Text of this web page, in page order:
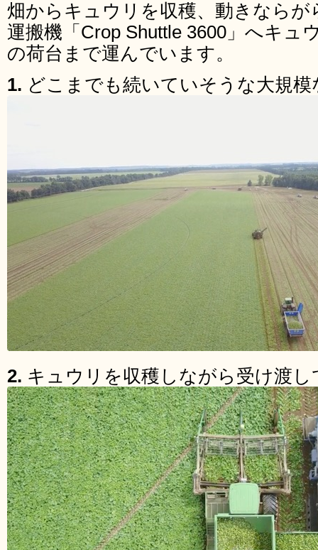
畑からキュウリを収穫、動きならが
運搬機「Crop Shuttle 3600」へキュ
の荷台まで運んでいます。
1. どこまでも続いていそうな大規
2. キュウリを収穫しながら受け渡し